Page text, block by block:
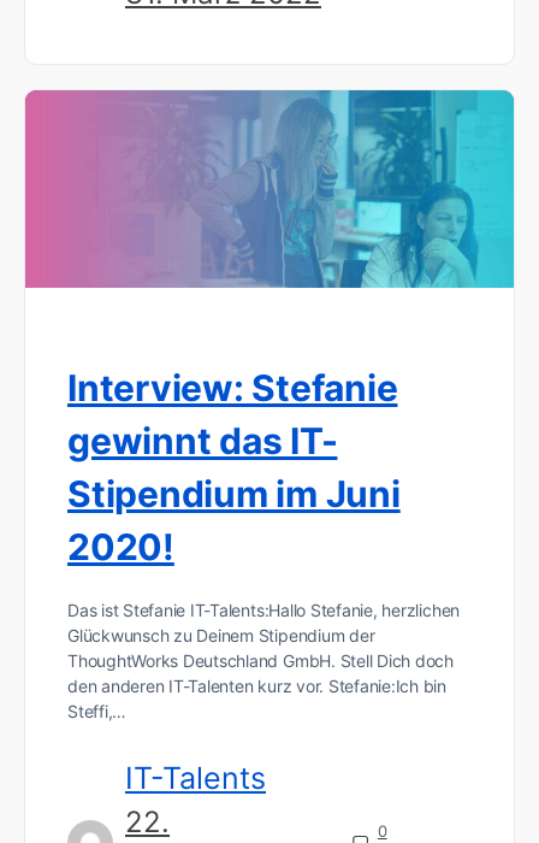
Interview: Stefanie
gewinnt das IT-
Stipendium im Juni
2020!
Das ist Stefanie IT-Talents:Hallo Stefanie, herzlichen
Glückwunsch zu Deinem Stipendium der
ThoughtWorks Deutschland GmbH. Stell Dich doch
den anderen IT-Talenten kurz vor. Stefanie:Ich bin
Steffi,…
IT-Talents
22.
0